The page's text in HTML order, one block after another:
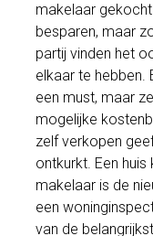
makelaar
besparen, maar
partij vinden het
elkaar te hebben.
een must, maar
mogelijke
zelf verkopen
ontkurkt. Een
makelaar is de
een
van de